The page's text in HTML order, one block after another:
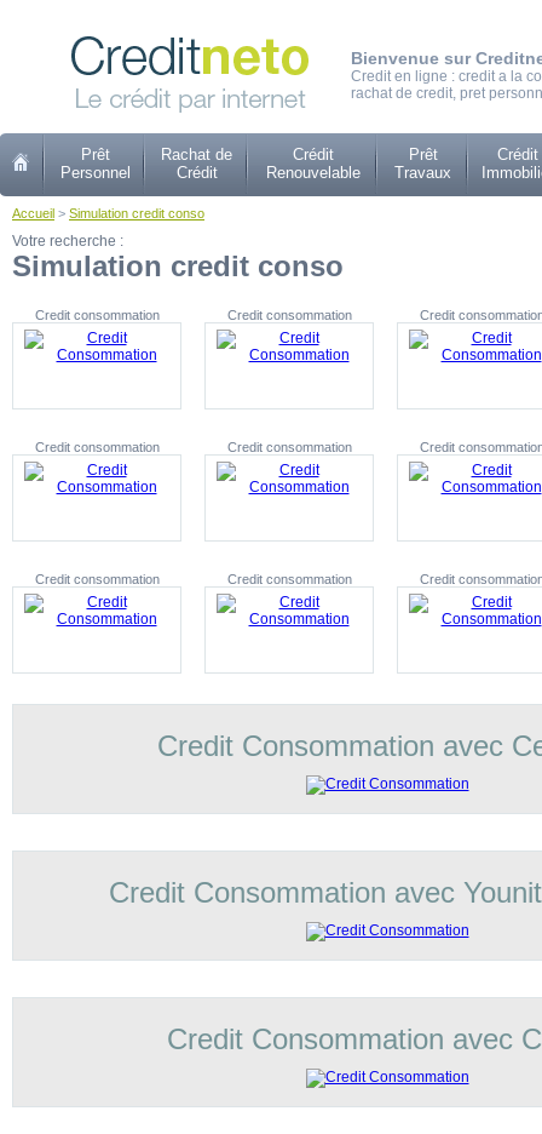
Bienvenue sur
Credit en ligne : credit a la
rachat de credit, pret
Prêt
Personnel
Rachat de
Crédit
Crédit
Renouvelable
Prêt
Travaux
Crédit
Accueil > Simulation credit conso
Votre recherche :
Simulation credit conso
Credit consommation Credit consommation Credit
Credit consommation Credit consommation Credit
Credit consommation Credit consommation Credit
Credit Consommation avec
Credit Consommation avec
Credit Consommation avec